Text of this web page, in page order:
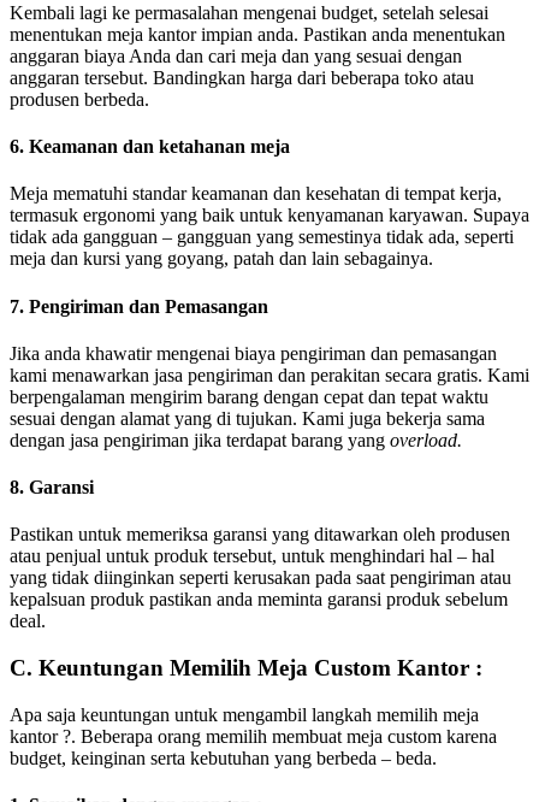
Kembali lagi ke permasalahan mengenai budget, setelah selesai
menentukan meja kantor impian anda. Pastikan anda menentukan
anggaran biaya Anda dan cari meja dan yang sesuai dengan
anggaran tersebut. Bandingkan harga dari beberapa toko atau
produsen berbeda.
6. Keamanan dan ketahanan meja
Meja mematuhi standar keamanan dan kesehatan di tempat kerja,
termasuk ergonomi yang baik untuk kenyamanan karyawan. Supaya
tidak ada gangguan – gangguan yang semestinya tidak ada, seperti
meja dan kursi yang goyang, patah dan lain sebagainya.
7. Pengiriman dan Pemasangan
Jika anda khawatir mengenai biaya pengiriman dan pemasangan
kami menawarkan jasa pengiriman dan perakitan secara gratis. Kami
berpengalaman mengirim barang dengan cepat dan tepat waktu
sesuai dengan alamat yang di tujukan. Kami juga bekerja sama
dengan jasa pengiriman jika terdapat barang yang overload.
8. Garansi
Pastikan untuk memeriksa garansi yang ditawarkan oleh produsen
atau penjual untuk produk tersebut, untuk menghindari hal – hal
yang tidak diinginkan seperti kerusakan pada saat pengiriman atau
kepalsuan produk pastikan anda meminta garansi produk sebelum
deal.
C. Keuntungan Memilih Meja Custom Kantor :
Apa saja keuntungan untuk mengambil langkah memilih meja
kantor ?. Beberapa orang memilih membuat meja custom karena
budget, keinginan serta kebutuhan yang berbeda – beda.